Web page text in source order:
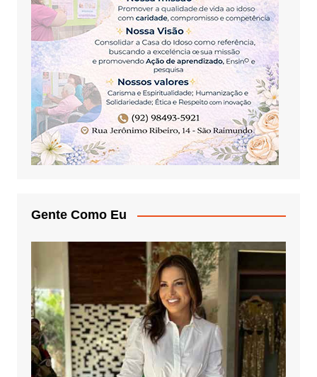
Gente Como Eu